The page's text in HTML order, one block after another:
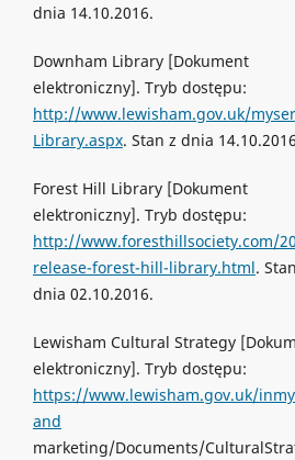
dnia 14.10.2016.
Downham Library [Dokument
elektroniczny]. Tryb dostępu:
http://www.lewisham.gov.uk/
Library.aspx. Stan z dnia
Forest Hill Library [Dokument
elektroniczny]. Tryb dostępu:
http://www.foresthillsociety.com/
release-forest-hill-library.html.
dnia 02.10.2016.
Lewisham Cultural Strategy
elektroniczny]. Tryb dostępu:
https://www.lewisham.gov.uk/
and
marketing/Documents/